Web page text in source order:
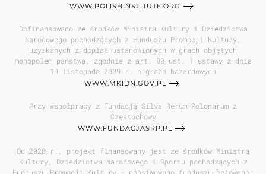
WWW.POLISHINSTITUTE.ORG
Dofinansowano ze środków Ministra Kultury i Dziedzictwa
Narodowego pochodzących z Funduszu Promocji Kultury,
uzyskanych z dopłat ustanowionych w grach objętych
monopolem państwa, zgodnie z art. 80 ust. 1 ustawy z dnia
19 listopada 2009 r. o grach hazardowych
WWW.MKIDN.GOV.PL
Przy współpracy z Fundacją Silva Rerum Polonarum z
Częstochowy
WWW.FUNDACJASRP.PL
Od 2020 r., projekt finansowany jest ze środków Ministra
Kultury, Dziedzictwa Narodowego i Sportu pochodzących z